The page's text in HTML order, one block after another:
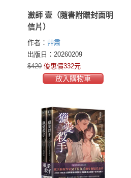
瀲師 壹（隨書附贈封面明
信片）
作者： 艸肅
出版日：20260209
$420 優惠價332元
放入購物車